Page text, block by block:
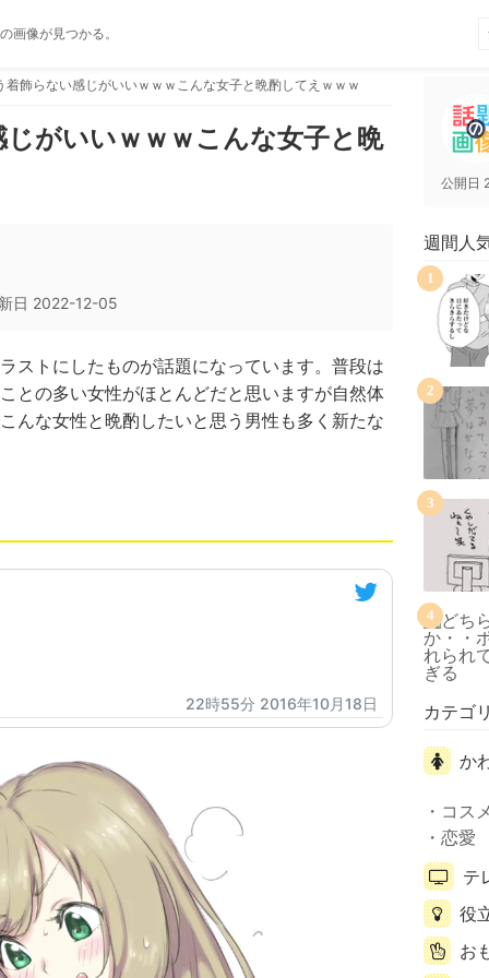
画像が見つかる。
着飾らない感じがいいｗｗｗこんな女子と晩酌してえｗｗｗ
がいいｗｗｗこんな女子と晩
日 2022-12-05
ストにしたものが話題になっています。普段は
との多い女性がほとんどだと思いますが自然体
んな女性と晩酌したいと思う男性も多く新たな
22時55分 2016年10月18日
公開日
週間人
1
2
3
4
カテゴ
か
コス
恋愛
テ
役
お